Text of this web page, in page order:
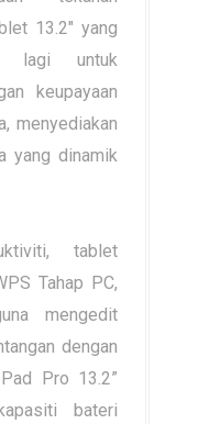
13.2" yang
lagi untuk
keupayaan
menyediakan
yang dinamik
tablet
Tahap PC,
mengedit
dengan
Pro 13.2”
bateri